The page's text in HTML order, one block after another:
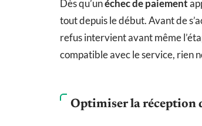
Dès qu’unéchec de paiement
tout depuis le début. Avant de
refus intervient avant même
compatible avec le service, rien
Optimiser la réception